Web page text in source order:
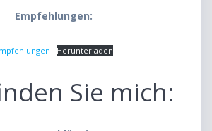
Empfehlungen:
Herunterladen
Sie mich: